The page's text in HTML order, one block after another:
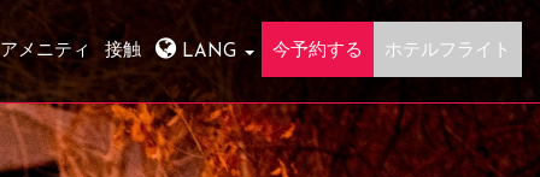
LANG 今予約する ホテルフライト
アメニティ 接触